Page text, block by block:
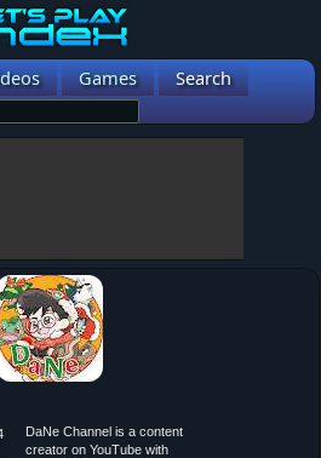
Games Search
DaNe Channel is a content
creator on YouTube with